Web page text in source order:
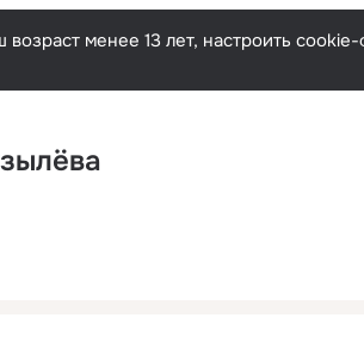
менее 13 лет, настроить